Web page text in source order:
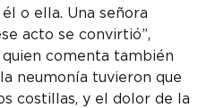
o ella. Una señora
acto se convirtió”,
comenta también
neumonía tuvieron que
costillas, y el dolor de la